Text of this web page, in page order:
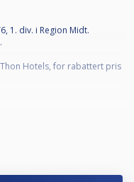
1. div. i Region Midt.
Hotels, for rabattert pris
fire nye bord. Turneringen